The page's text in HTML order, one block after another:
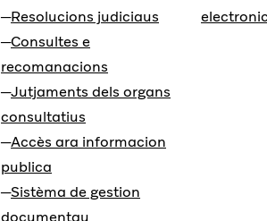
Resolucions judiciaus
Consultes e
recomanacions
Jutjaments dels organs
consultatius
Accès ara informacion
publica
Sistèma de gestion
documentau